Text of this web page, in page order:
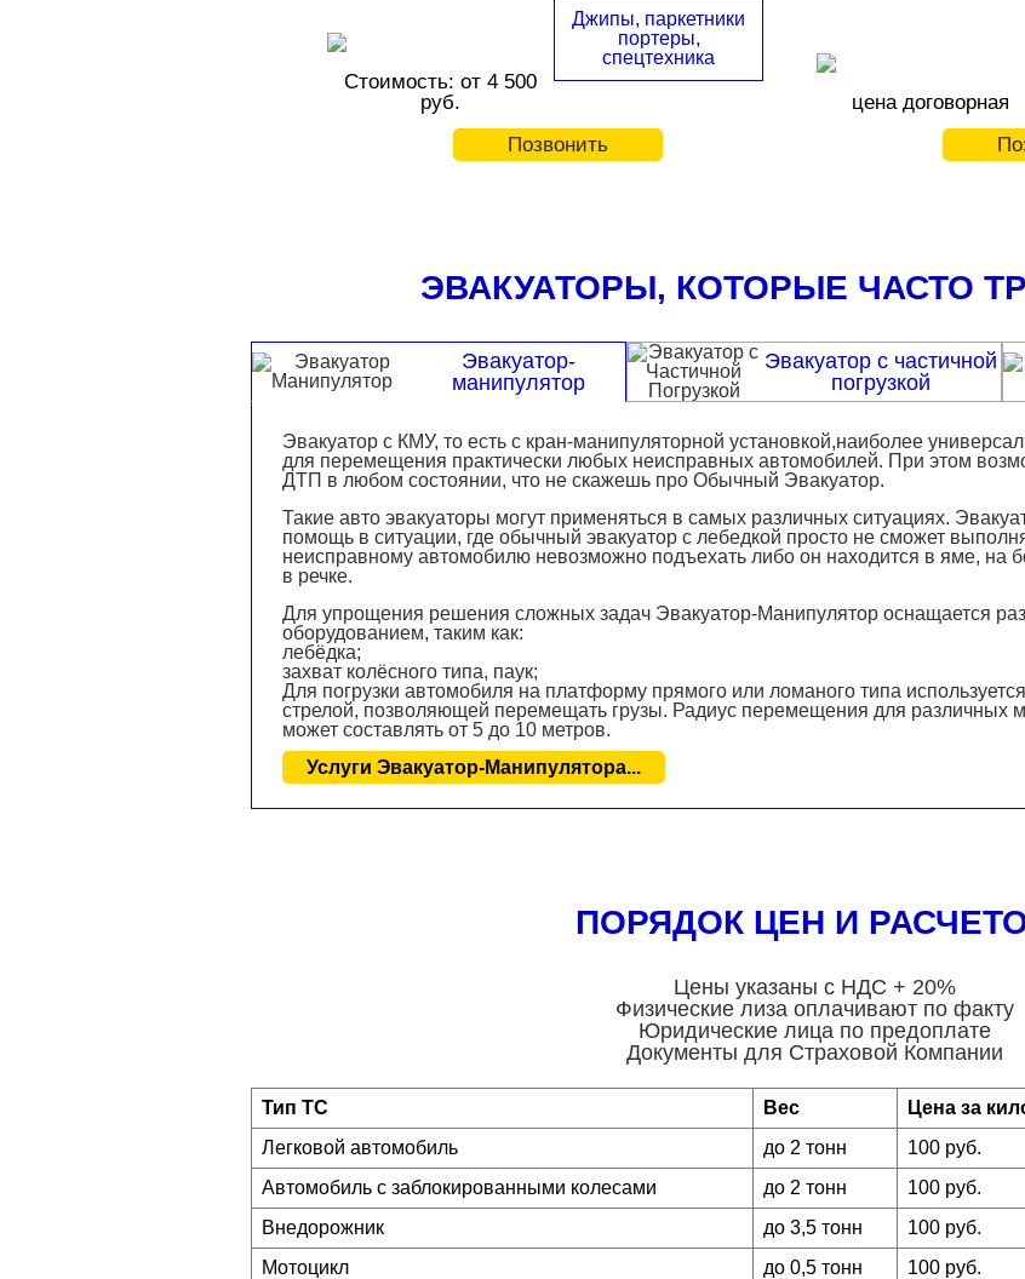
Джипы, паркетники
портеры,
спецтехника
Стоимость: от 4 500
руб.
Позвонить
цена договорная
ЭВАКУАТОРЫ, КОТОРЫЕ ЧАСТО
Эвакуатор-
манипулятор
Эвакуатор с частичной
погрузкой
Эвакуатор с КМУ, то есть с кран-манипуляторной установкой,наиболее
для перемещения практически любых неисправных автомобилей. При этом
ДТП в любом состоянии, что не скажешь про Обычный Эвакуатор.
Такие авто эвакуаторы могут применяться в самых различных ситуациях.
помощь в ситуации, где обычный эвакуатор с лебедкой просто не сможет
неисправному автомобилю невозможно подъехать либо он находится в яме, на
в речке.
Для упрощения решения сложных задач Эвакуатор-Манипулятор оснащается
оборудованием, таким как:
лебёдка;
захват колёсного типа, паук;
Для погрузки автомобиля на платформу прямого или ломаного типа
стрелой, позволяющей перемещать грузы. Радиус перемещения для различных
может составлять от 5 до 10 метров.
Услуги Эвакуатор-Манипулятора...
ПОРЯДОК ЦЕН И
Цены указаны с НДС + 20%
Физические лиза оплачивают по факту
Юридические лица по предоплате
Документы для Страховой Компании
Тип ТС Вес Цена за
Легковой автомобиль
до 2 тонн 100 руб.
Автомобиль с заблокированными колесами
до 2 тонн 100 руб.
Внедорожник
до 3,5 тонн 100 руб.
Мотоцикл
до 0,5 тонн 100 руб.